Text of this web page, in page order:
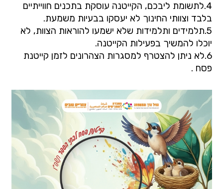
4. לתשומת ליבכם, הקייטנה עוסקת בתכנים חווייתיים
בלבד וצוותי החינוך לא יעסקו בבעיות משמעת.
5. תלמידים ותלמידות שלא ישמעו להוראות הצוות, לא
יוכלו להמשיך בפעילות הקייטנה.
6. לא ניתן להצטרף למסגרות הצהרונים לזמן קייטנת
פסח .